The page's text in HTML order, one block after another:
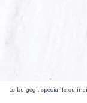
Le bulgogi, spécialité